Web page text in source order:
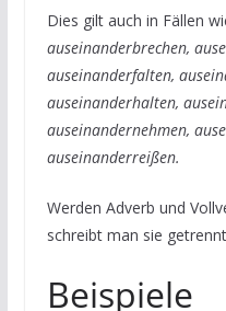
Dies gilt auch in Fällen
auseinanderbrechen,
auseinanderfalten,
auseinanderhalten,
auseinandernehmen,
auseinanderreißen.
Werden Adverb und
schreibt man sie
Beispiele